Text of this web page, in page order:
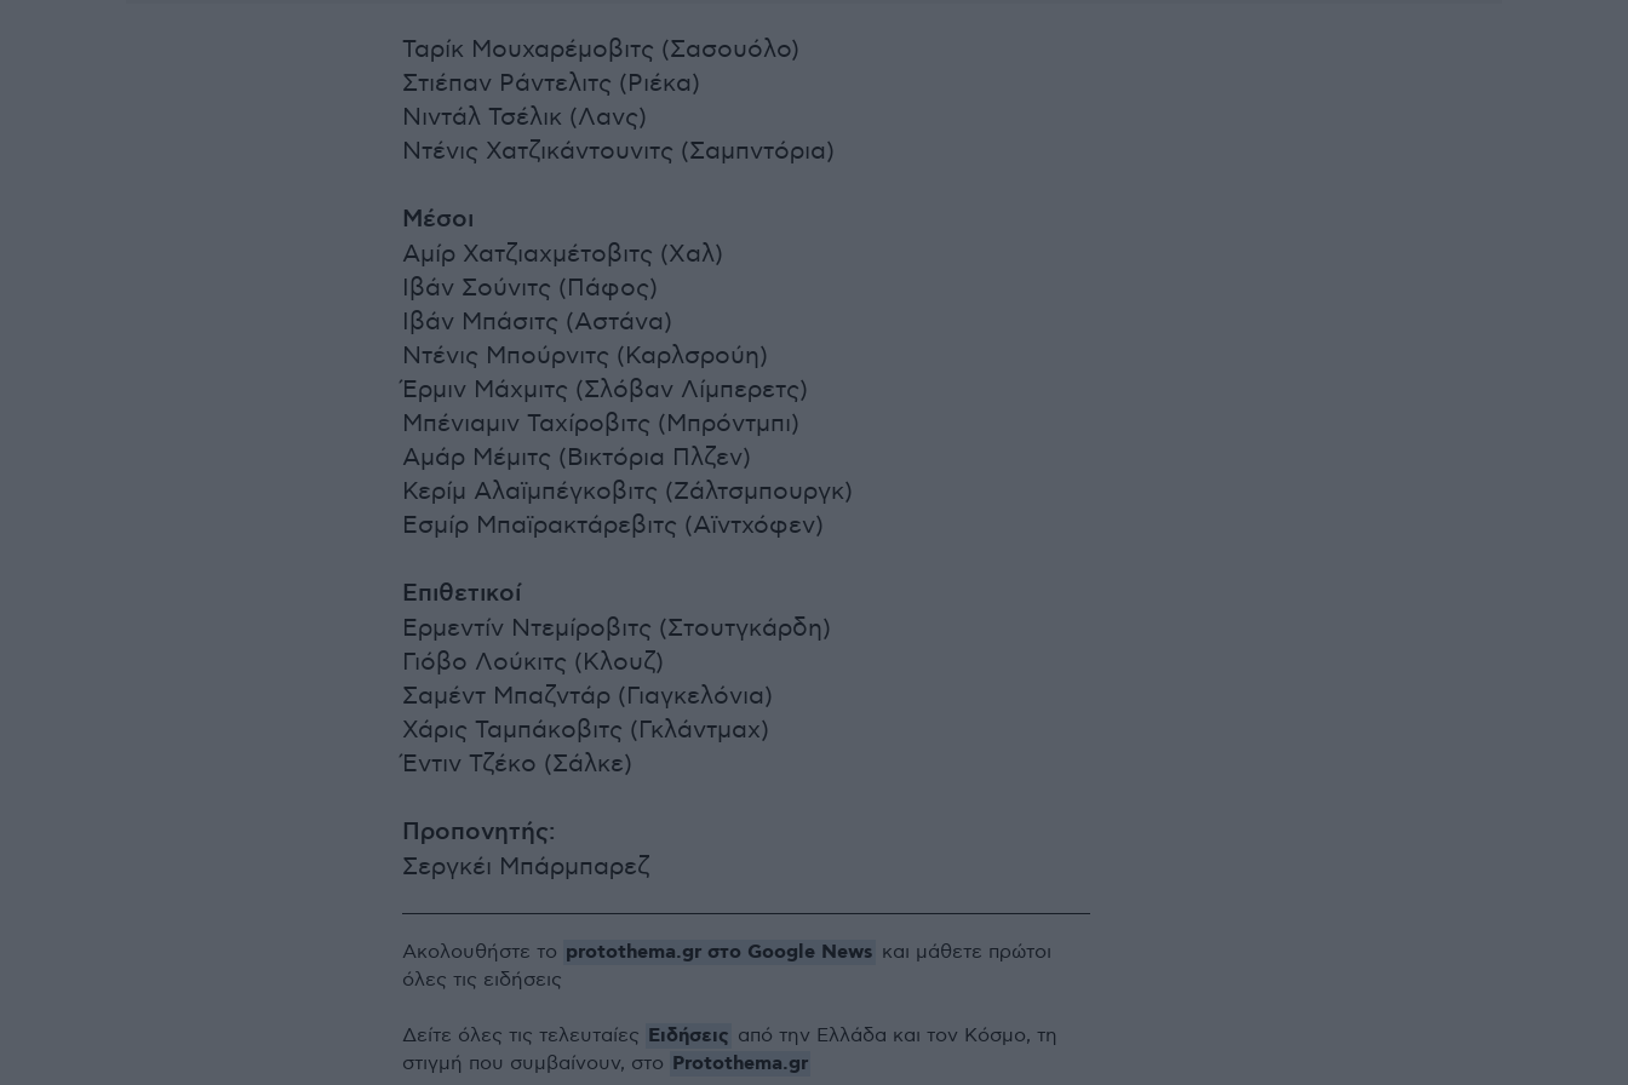
Ταρίκ Μουχαρέμοβιτς (Σασουόλο)
Στιέπαν Ράντελιτς (Ριέκα)
Νιντάλ Τσέλικ (Λανς)
Ντένις Χατζικάντουνιτς (Σαμπντόρια)
Μέσοι
Αμίρ Χατζιαχμέτοβιτς (Xαλ)
Ιβάν Σούνιτς (Πάφος)
Ιβάν Μπάσιτς (Αστάνα)
Ντένις Μπούρνιτς (Καρλσρούη)
Έρμιν Μάχμιτς (Σλόβαν Λίμπερετς)
Μπένιαμιν Ταχίροβιτς (Μπρόντμπι)
Αμάρ Μέμιτς (Βικτόρια Πλζεν)
Κερίμ Αλαϊμπέγκοβιτς (Ζάλτσμπουργκ)
Εσμίρ Μπαϊρακτάρεβιτς (Αϊντχόφεν)
Επιθετικοί
Ερμεντίν Ντεμίροβιτς (Στουτγκάρδη)
Γιόβο Λούκιτς (Κλουζ)
Σαμέντ Μπαζντάρ (Γιαγκελόνια)
Χάρις Ταμπάκοβιτς (Γκλάντμαχ)
Έντιν Τζέκο (Σάλκε)
Προπονητής:
Σεργκέι Μπάρμπαρεζ
Ακολουθήστε το protothema.gr στο Google News και μάθετε πρώτοι
όλες τις ειδήσεις
Δείτε όλες τις τελευταίες Ειδήσεις από την Ελλάδα και τον Κόσμο, τη
στιγμή που συμβαίνουν, στο Protothema.gr